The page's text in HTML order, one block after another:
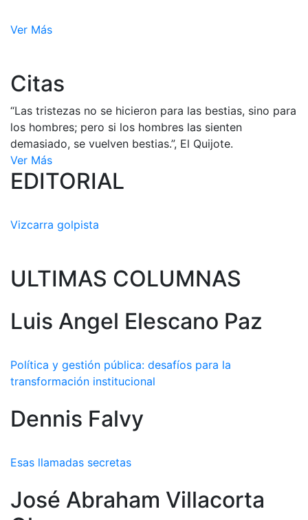
Ver Más
Citas
“Las tristezas no se hicieron para las bestias, sino para
los hombres; pero si los hombres las sienten
demasiado, se vuelven bestias.”, El Quijote.
Ver Más
EDITORIAL
Vizcarra golpista
ULTIMAS COLUMNAS
Luis Angel Elescano Paz
Política y gestión pública: desafíos para la
transformación institucional
Dennis Falvy
Esas llamadas secretas
José Abraham Villacorta